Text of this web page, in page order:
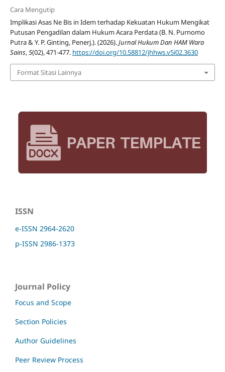
Cara Mengutip
Implikasi Asas Ne Bis in Idem terhadap Kekuatan Hukum Mengikat
Putusan Pengadilan dalam Hukum Acara Perdata (B. N. Purnomo
Putra & Y. P. Ginting, Penerj.). (2026).Jurnal Hukum Dan HAM Wara
Sains,5(02), 471-477. https://doi.org/10.58812/jhhws.v5i02.3630
Format Sitasi Lainnya
ISSN
e-ISSN 2964-2620
p-ISSN 2986-1373
Journal Policy
Focus and Scope
Section Policies
Author Guidelines
Peer Review Process